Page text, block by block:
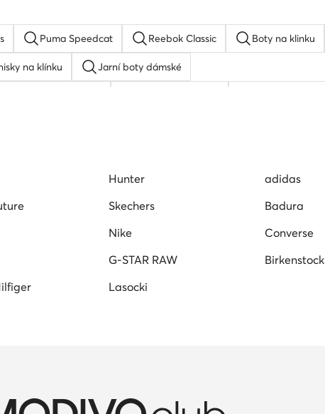
Puma Speedcat Reebok Classic Boty na klinku
na klínku Jarní boty dámské
Hunter adidas
Skechers Badura
Nike Converse
G-STAR RAW Birkenstock
Lasocki